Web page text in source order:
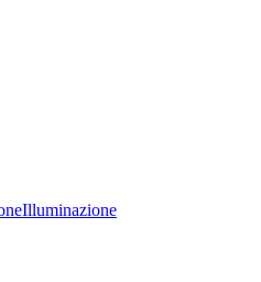
Illuminazione